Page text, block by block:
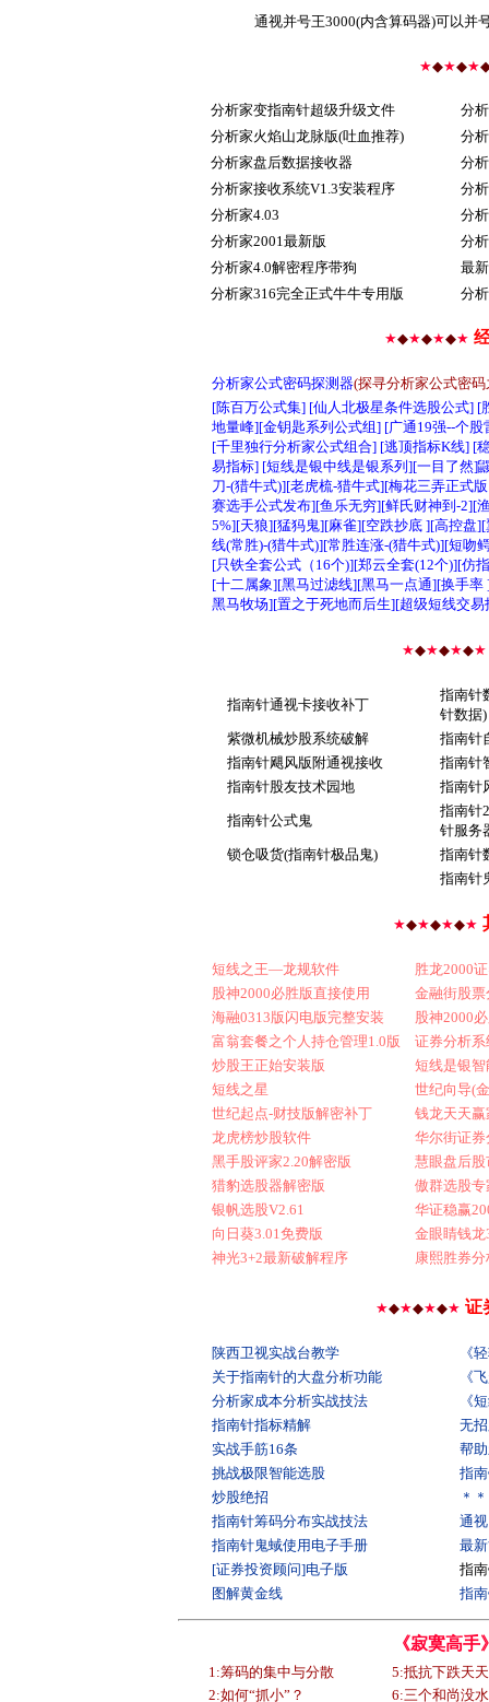
通视并号王3000(内含算码器)可以并
★◆★◆★
分析家变指南针超级升级文件
分
分析家火焰山龙脉版(吐血推荐)
分
分析家盘后数据接收器
分
分析家接收系统V1.3安装程序
分
分析家4.03
分
分析家2001最新版
分
分析家4.0解密程序带狗
最
分析家316完全正式牛牛专用版
分
★◆★◆★◆★
分析家公式密码探测器(探寻分析家公式密码
[陈百万公式集] [仙人北极星条件选股公式]
地量峰][金钥匙系列公式组] [广通19强--个
[千里独行分析家公式组合] [逃顶指标K线] [
易指标] [短线是银中线是银系列][一目了然]
刀-(猎牛式)][老虎梳-猎牛式][梅花三弄正式
赛选手公式发布][鱼乐无穷][鲜氏财神到-2][
5%][天狼][猛犸鬼][麻雀][空跌抄底 ][高控盘
线(常胜)-(猎牛式)][常胜连涨-(猎牛式)][短吻
[只铁全套公式（16个)][郑云全套(12个)][仿
[十二属象][黑马过滤线][黑马一点通][换手
黑马牧场][置之于死地而后生][超级短线交
★◆★◆★◆★
指南针通视卡接收补丁
指南针
针数据)
紫微机械炒股系统破解
指南针
指南针飓风版附通视接收
指南针
指南针股友技术园地
指南针
指南针公式鬼
指南针
针服务
锁仓吸货(指南针极品鬼)
指南针
指南针
★◆★◆★◆★
短线之王—龙规软件
胜龙2000
股神2000必胜版直接使用
金融街股
海融0313版闪电版完整安装
股神2000
富翁套餐之个人持仓管理1.0版
证券分析
炒股王正始安装版
短线是银
短线之星
世纪向导(
世纪起点-财技版解密补丁
钱龙天天
龙虎榜炒股软件
华尔街证
黑手股评家2.20解密版
慧眼盘后
猎豹选股器解密版
傲群选股
银帆选股V2.61
华证稳赢
向日葵3.01免费版
金眼睛钱龙
神光3+2最新破解程序
康熙胜券
★◆★◆★◆★ 证
陕西卫视实战台教学
《
关于指南针的大盘分析功能
《
分析家成本分析实战技法
《
指南针指标精解
无
实战手筋16条
帮
挑战极限智能选股
指
炒股绝招
＊
指南针筹码分布实战技法
通
指南针鬼蜮使用电子手册
最
[证券投资顾问]电子版
指
图解黄金线
指
《寂寞高
1:筹码的集中与分散
5:抵抗下跌天
2:如何“抓小”？
6:三个和尚没